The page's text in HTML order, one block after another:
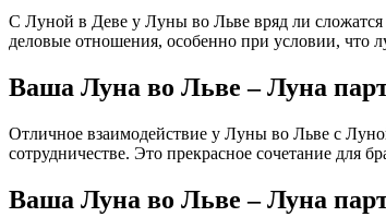
С Луной в Деве у Луны во Льве вряд ли
деловые отношения, особенно при условии, что
Ваша Луна во Льве – Луна
Отличное взаимодействие у Луны во Льве с
сотрудничестве. Это прекрасное сочетание для
Ваша Луна во Льве – Луна